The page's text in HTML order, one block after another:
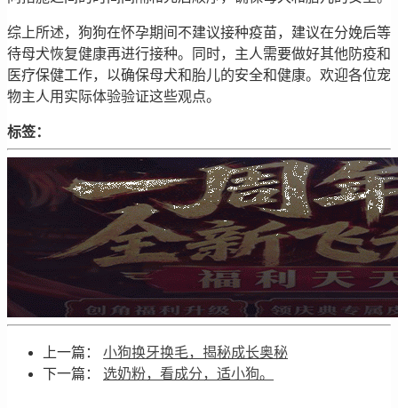
综上所述，狗狗在怀孕期间不建议接种疫苗，建议在分娩后等
待母犬恢复健康再进行接种。同时，主人需要做好其他防疫和
医疗保健工作，以确保母犬和胎儿的安全和健康。欢迎各位宠
物主人用实际体验验证这些观点。
标签：
上一篇： 小狗换牙换毛，揭秘成长奥秘
下一篇： 选奶粉，看成分，适小狗。